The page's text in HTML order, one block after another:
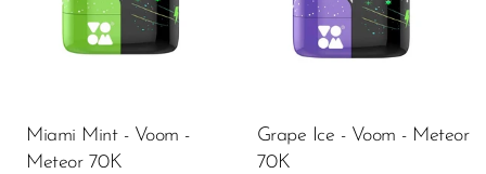
Luffbar
Memers
Monster Bar
Miami Mint - Voom -
Meteor 70K
Grape Ice - Voom - Meteor
70K